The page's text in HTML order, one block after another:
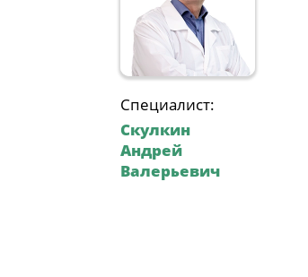
Специалист:
Скулкин
Андрей
Валерьевич